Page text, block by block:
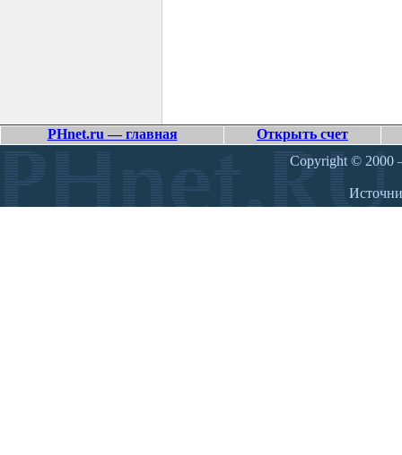
PHnet.ru — главная
Открыть счет
Copyright © 2000